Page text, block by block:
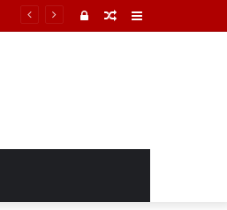
Random
Log